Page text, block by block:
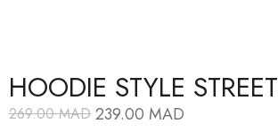
HOODIE STYLE
269.00MAD
Le 239.00 MAD
Le